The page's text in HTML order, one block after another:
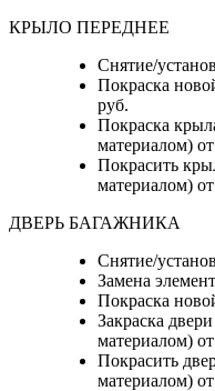
КРЫЛО ПЕРЕДНЕЕ
Снятие/
Покраска
руб.
Покраска
материалом)
Покрасить
материалом)
ДВЕРЬ БАГАЖНИКА
Снятие/
Замена
Покраска
Закраска
материалом)
Покрасить
материалом)